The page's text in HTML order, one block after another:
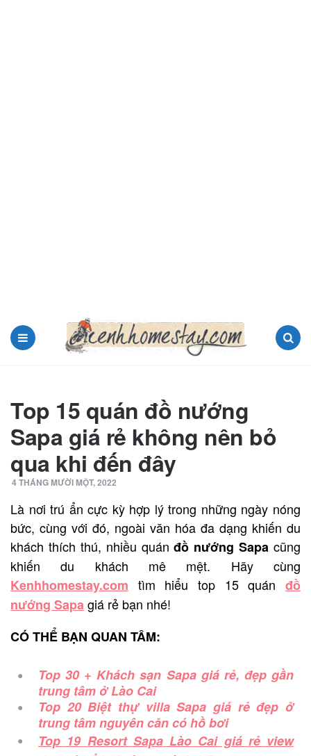
Top 15 quán đồ nướng
Sapa giá rẻ không nên bỏ
qua khi đến đây
4 THÁNG MƯỜI MỘT, 2022
Là nơi trú ẩn cực kỳ hợp lý trong những ngày nóng
bức, cùng với đó, ngoài văn hóa đa dạng khiến du
khách thích thú, nhiều quán đồ nướng Sapa cũng
khiến du khách mê mệt. Hãy cùng
Kenhhomestay.com tìm hiểu top 15 quán đồ
nướng Sapagiá rẻ bạn nhé!
CÓ THỂ BẠN QUAN TÂM:
Top 30 + Khách sạn Sapa giá rẻ, đẹp gần
trung tâm ở Lào Cai
Top 20 Biệt thự villa Sapa giá rẻ đẹp ở
trung tâm nguyên căn có hồ bơi
Top 19 Resort Sapa Lào Cai giá rẻ view